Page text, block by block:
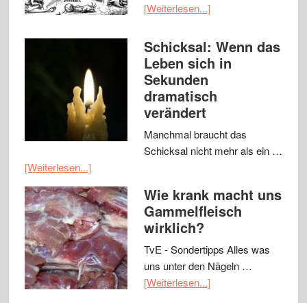
[Weiterlesen...]
Schicksal: Wenn das
Leben sich in
Sekunden
dramatisch
verändert
Manchmal braucht das
Schicksal nicht mehr als ein …
[Weiterlesen...]
Wie krank macht uns
Gammelfleisch
wirklich?
TvE - Sondertipps Alles was
uns unter den Nägeln …
[Weiterlesen...]